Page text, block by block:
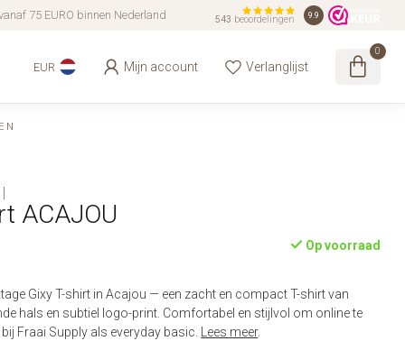
75 EURO binnen Nederland 543 beoordelingen 9.9
EUR Mijn account Verlanglijst
0
ACAJOU
Op voorraad
Gixy T-shirt in Acajou — een zacht en compact T-shirt van
hals en subtiel logo-print. Comfortabel en stijlvol om online te
Fraai Supply als everyday basic.
Lees meer.